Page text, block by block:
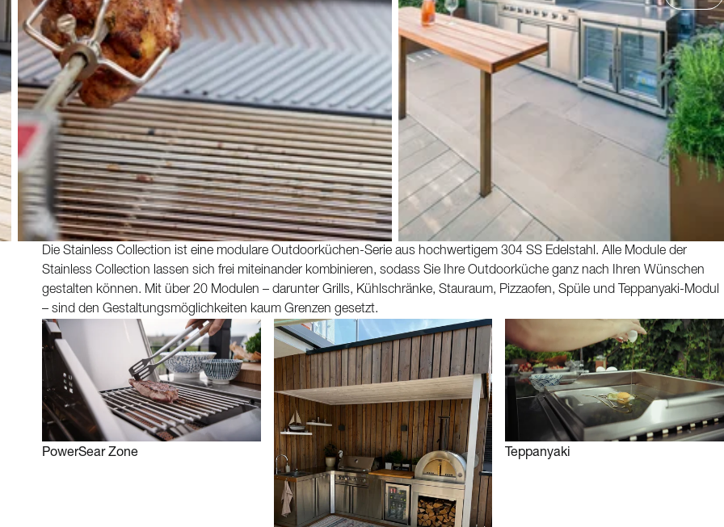
Die Stainless Collection ist eine modulare Outdoorküchen-Serie aus hochwertigem 304 SS Edelstahl. Alle Module der
Stainless Collection lassen sich frei miteinander kombinieren, sodass Sie Ihre Outdoorküche ganz nach Ihren Wünschen
gestalten können. Mit über 20 Modulen – darunter Grills, Kühlschränke, Stauraum, Pizzaofen, Spüle und Teppanyaki-Modul
– sind den Gestaltungsmöglichkeiten kaum Grenzen gesetzt.
PowerSear Zone Teppanyaki